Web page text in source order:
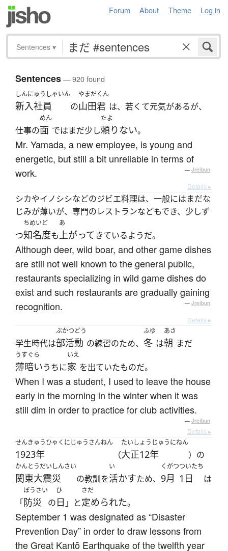
Forum About Theme Log in
Sentences ▾
Sentences— 920 found
しんにゅうしゃいん
新入社員 の
やまだくん
山田君 は、若くて元気があるが、
仕事の
めん
面 ではまだ少し
たよ
頼りない。
Mr. Yamada, a new employee, is young and
energetic, but still a bit unreliable in terms of
work.
— Jreibun
Details ▸
シカやイノシシなどのジビエ料理は、一般にはまだな
じみが薄いが、専門のレストランなどもでき、少しず
つ
ちめいど
知名度も
あ
上がってきているようだ。
Although deer, wild boar, and other game dishes
are still not well known to the general public,
restaurants specializing in wild game dishes do
exist and such restaurants are gradually gaining
recognition.
— Jreibun
Details ▸
学生時代は
ぶかつどう
部活動 の練習のため、
ふゆ
冬 は
あさ
朝 まだ
うすぐら
薄暗いうちに
いえ
家 を出ていたものだ。
When I was a student, I used to leave the house
early in the morning in the winter when it was
still dim in order to practice for club activities.
— Jreibun
Details ▸
せんきゅうひゃくにじゅうさんねん
1923年 （
たいしょうじゅうにねん
大正12年 ）の
かんとうだいしんさい
関東大震災 の教訓を
い
活かすため、
くがつ
9月
ついたち
1日 は
「
ぼうさい
防災 の
ひ
日 」と
さだ
定められた。
September 1 was designated as “Disaster
Prevention Day” in order to draw lessons from
the Great Kantō Earthquake of the twelfth year